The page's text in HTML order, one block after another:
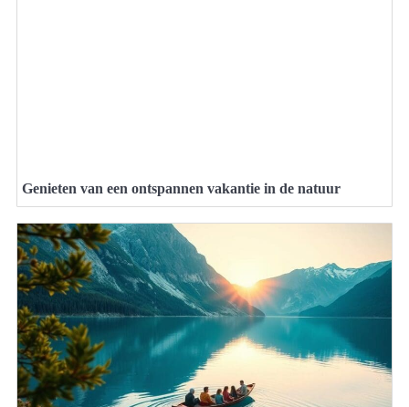
Genieten van een ontspannen vakantie in de natuur